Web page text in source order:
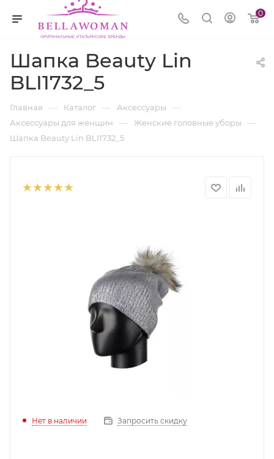
0
Шапка Beauty Lin
BLI1732_5
Главная — Каталог — Аксессуары —
Аксессуары для женщин — Женские головные уборы —
Шапка Beauty Lin BLI1732_5
Нет в наличии Запросить скидку